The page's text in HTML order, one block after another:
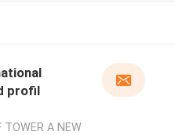
profil
TOWER A NEW